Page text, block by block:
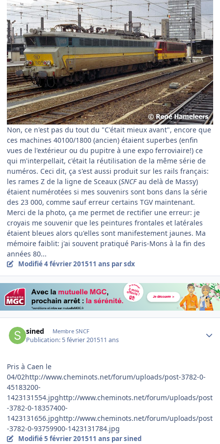
Non, ce n'est pas du tout du "C'était mieux avant", encore que
ces machines 40100/1800 (ancien) étaient superbes (enfin
vues de l'extérieur ou du pupitre à une expo ferroviaire!) ce
qui m'interpellait, c'était la réutilisation de la même série de
numéros. Ceci dit, ça s'est aussi produit sur les rails français:
les rames Z de la ligne de Sceaux (SNCFau delà de Massy)
étaient numérotées si mes souvenirs sont bons dans la série
des 23 000, comme sauf erreur certains TGV maintenant.
Merci de la photo, ça me permet de rectifier une erreur: je
croyais me souvenir que les peintures frontales et latérales
étaient bleues alors qu'elles sont manifestement jaunes. Ma
mémoire faiblit: j'ai souvent pratiqué Paris-Mons à la fin des
années 80...
Modifié4 février 201511 ans par sdx
sined Membre SNCF
Publication: 5 février 201511 ans
Pris à Caen le
04/02http://www.cheminots.net/forum/uploads/post-3782-0-
45183200-
1423131554.jpghttp://www.cheminots.net/forum/uploads/post
-3782-0-18357400-
1423131656.jpghttp://www.cheminots.net/forum/uploads/post
-3782-0-93759900-1423131784.jpg
Modifié5 février 201511 ans par sined